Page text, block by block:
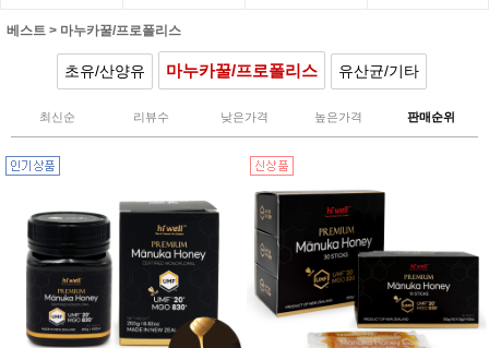
베스트 > 마누카꿀/프로폴리스
초유/산양유 마누카꿀/프로폴리스 유산균/기타
최신순 리뷰수 낮은가격 높은가격 판매순위